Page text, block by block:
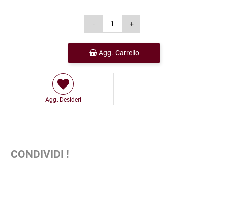
Agg. Carrello
Agg. Desideri
CONDIVIDI !